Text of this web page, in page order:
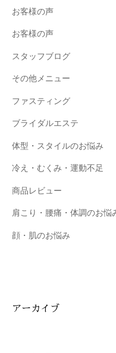
お客様の声
お客様の声
スタッフブログ
その他メニュー
ファスティング
ブライダルエステ
体型・スタイルのお悩み
冷え・むくみ・運動不足
商品レビュー
肩こり・腰痛・体調のお悩
顔・肌のお悩み
アーカイブ